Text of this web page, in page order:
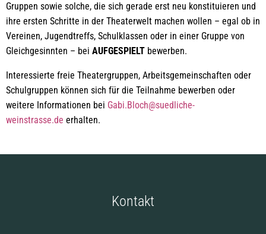
Gruppen sowie solche, die sich gerade erst neu konstituieren und
ihre ersten Schritte in der Theaterwelt machen wollen – egal ob in
Vereinen, Jugendtreffs, Schulklassen oder in einer Gruppe von
Gleichgesinnten – bei AUFGESPIELT bewerben.
Interessierte freie Theatergruppen, Arbeitsgemeinschaften oder
Schulgruppen können sich für die Teilnahme bewerben oder
weitere Informationen bei Gabi.Bloch@suedliche-
weinstrasse.de erhalten.
Kontakt